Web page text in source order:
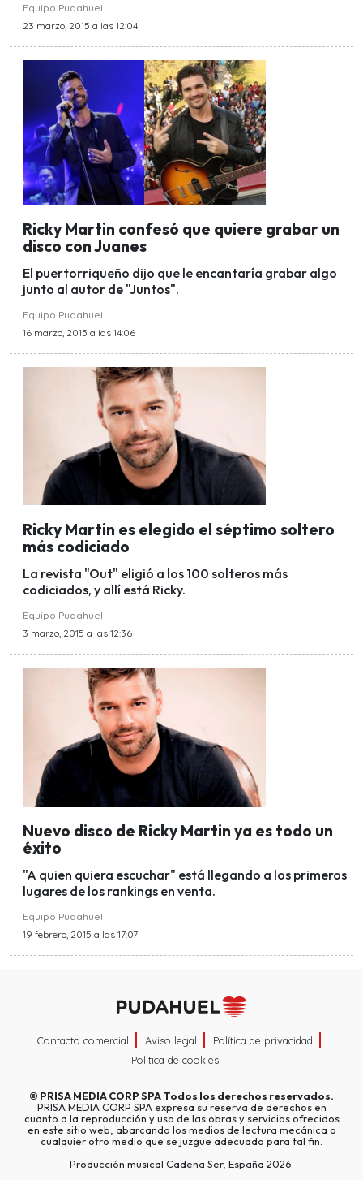
Equipo Pudahuel
23 marzo, 2015 a las 12:04
Ricky Martin confesó que quiere grabar un
disco con Juanes
El puertorriqueño dijo que le encantaría grabar algo
junto al autor de "Juntos".
Equipo Pudahuel
16 marzo, 2015 a las 14:06
Ricky Martin es elegido el séptimo soltero
más codiciado
La revista "Out" eligió a los 100 solteros más
codiciados, y allí está Ricky.
Equipo Pudahuel
3 marzo, 2015 a las 12:36
Nuevo disco de Ricky Martin ya es todo un
éxito
"A quien quiera escuchar" está llegando a los primeros
lugares de los rankings en venta.
Equipo Pudahuel
19 febrero, 2015 a las 17:07
Contacto comercial Aviso legal
Política de privacidad
Política de cookies
© PRISA MEDIA CORP SPATodos los derechos reservados.
PRISA MEDIA CORP SPA expresa su reserva de derechos en
cuanto a la reproducción y uso de las obras y servicios ofrecidos
en este sitio web, abarcando los medios de lectura mecánica o
cualquier otro medio que se juzgue adecuado para tal fin.
Producción musical Cadena Ser, España 2026.